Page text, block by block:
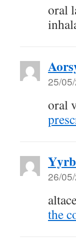
oral
25/
oral
26/
the